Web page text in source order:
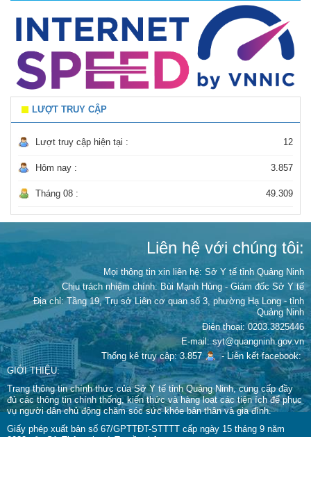
LƯỢT TRUY CẬP
Lượt truy cập hiện tại : 12
Hôm nay : 3.857
Tháng 08 : 49.309
Liên hệ với chúng tôi:
Mọi thông tin xin liên hệ: Sở Y tế tỉnh Quảng Ninh
Chịu trách nhiệm chính: Bùi Mạnh Hùng - Giám đốc Sở Y tế
Địa chỉ: Tầng 19, Trụ sở Liên cơ quan số 3, phường Hạ Long - tỉnh
Quảng Ninh
Điện thoại: 0203.3825446
E-mail: syt@quangninh.gov.vn
Thống kê truy cập: 3.857
-Liên kết facebook:
GIỚI THIỆU:
Trang thông tin chính thức của Sở Y tế tỉnh Quảng Ninh, cung cấp đầy
đủ các thông tin chính thống, kiến thức và hàng loạt các tiện ích để phục
vụ người dân chủ động chăm sóc sức khỏe bản thân và gia đình.
Giấy phép xuất bản số 67/GPTTĐT-STTTT cấp ngày 15 tháng 9 năm
2022 của Sở Thông tin và Truyền thông.